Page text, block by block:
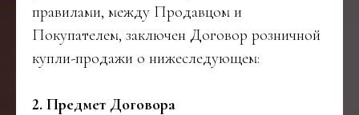
правилами, между Продавцом и
Покупателем, заключен Договор розничной
купли-продажи о нижеследующем:
2. Предмет Договора